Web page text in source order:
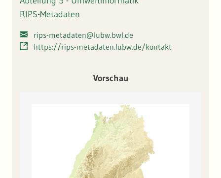
RIPS-Metadaten
rips-metadaten@lubw.bwl.de
https://rips-metadaten.lubw.de/kontakt
Vorschau